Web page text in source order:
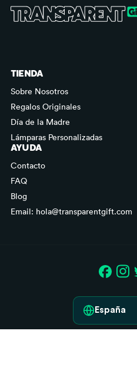
TIENDA
Sobre Nosotros
Regalos Originales
Día de la Madre
Lámparas Personalizadas
AYUDA
Contacto
FAQ
Blog
Email: hola@transparentgift.com
España